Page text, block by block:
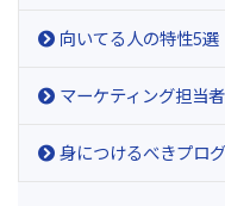
向いてる人の特性5選
マーケティング担当
身につけるべきプロ